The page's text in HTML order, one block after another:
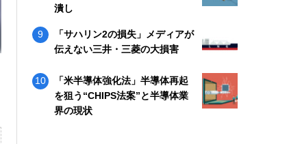
潰し
「サハリン2の損失」メディアが
伝えない三井・三菱の大損害
「米半導体強化法」半導体再起
を狙う“CHIPS法案”と半導体業
界の現状